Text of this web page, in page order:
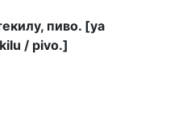
пиво. [ya
/ pivo.]